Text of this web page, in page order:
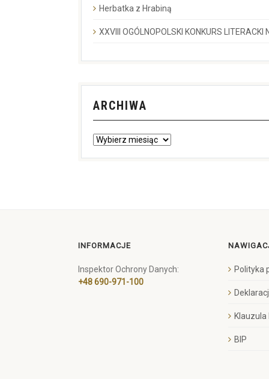
Herbatka z Hrabiną
XXVIII OGÓLNOPOLSKI KONKURS
ARCHIWA
INFORMACJE
Inspektor Ochrony Danych:
+48 690-971-100
Polityka
BIP